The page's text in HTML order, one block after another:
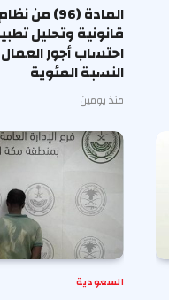
المادة (96)
قانونية وتحليل
احتساب أجور
النسبة المئوية
منذ يومين
السعودية